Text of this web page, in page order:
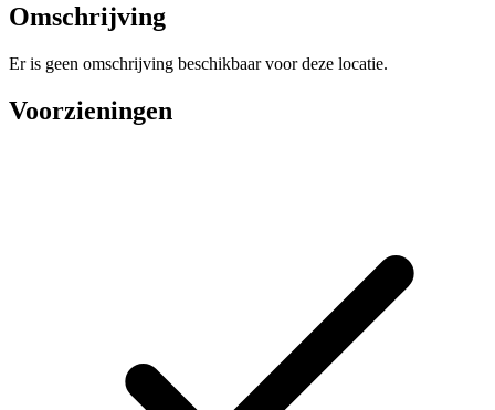
Omschrijving
Er is geen omschrijving beschikbaar voor deze locatie.
Voorzieningen